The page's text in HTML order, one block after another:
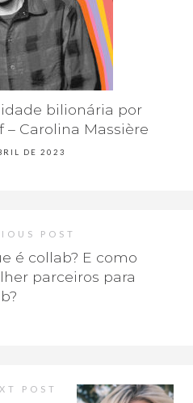
bilionária por
– Carolina Massière
DE 2023
POST
é collab? E como
parceiros para
POST